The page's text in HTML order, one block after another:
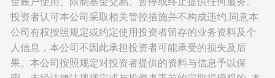
投资者认可本公司采取相关管控措施并不构成违约,同意本
公司有权按照规定或约定使用投资者留存的业务资料及个
人信息，本公司不因此承担投资者可能承受的损失及后
果。本公司按照规定对投资者提供的资料与信息予以保